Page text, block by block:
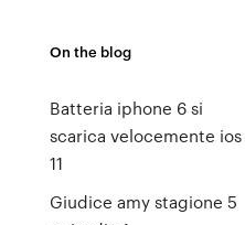
On the blog
Batteria iphone 6 si
scarica velocemente ios
11
Giudice amy stagione 5